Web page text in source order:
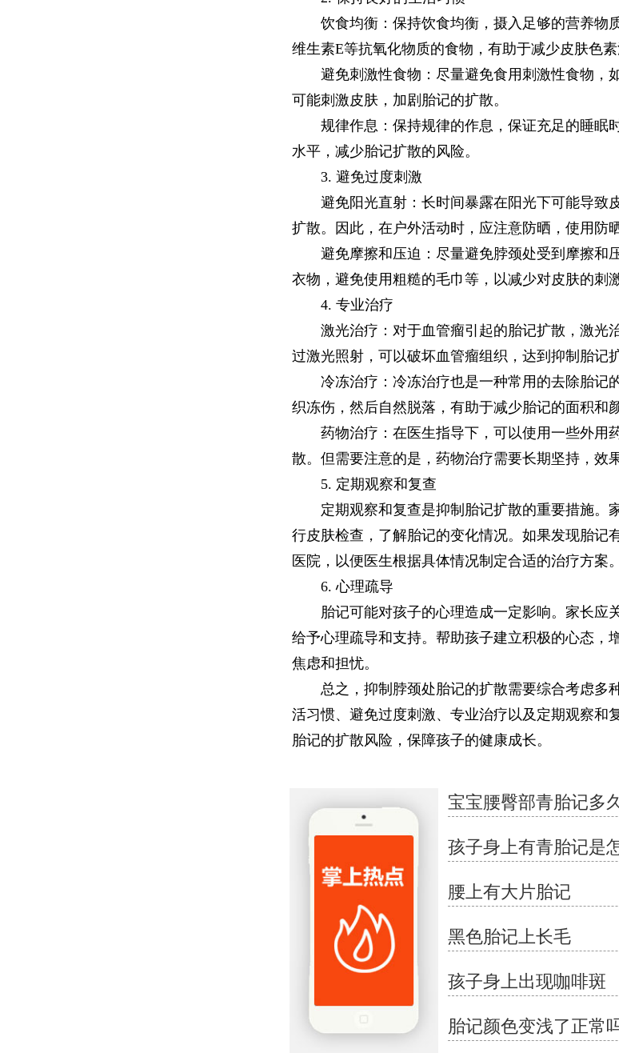
饮食均衡：保持饮食均衡，摄入足够的营养物质
维生素E等抗氧化物质的食物，有助于减少皮肤色素
避免刺激性食物：尽量避免食用刺激性食物，
可能刺激皮肤，加剧胎记的扩散。
规律作息：保持规律的作息，保证充足的睡眠
水平，减少胎记扩散的风险。
3. 避免过度刺激
避免阳光直射：长时间暴露在阳光下可能导致
扩散。因此，在户外活动时，应注意防晒，使用防
避免摩擦和压迫：尽量避免脖颈处受到摩擦和
衣物，避免使用粗糙的毛巾等，以减少对皮肤的刺激
4. 专业治疗
激光治疗：对于血管瘤引起的胎记扩散，激光
过激光照射，可以破坏血管瘤组织，达到抑制胎记
冷冻治疗：冷冻治疗也是一种常用的去除胎记
织冻伤，然后自然脱落，有助于减少胎记的面积和颜
药物治疗：在医生指导下，可以使用一些外用
散。但需要注意的是，药物治疗需要长期坚持，效
5. 定期观察和复查
定期观察和复查是抑制胎记扩散的重要措施。
行皮肤检查，了解胎记的变化情况。如果发现胎记
医院，以便医生根据具体情况制定合适的治疗方案。
6. 心理疏导
胎记可能对孩子的心理造成一定影响。家长应
给予心理疏导和支持。帮助孩子建立积极的心态，
焦虑和担忧。
总之，抑制脖颈处胎记的扩散需要综合考虑多
活习惯、避免过度刺激、专业治疗以及定期观察和
胎记的扩散风险，保障孩子的健康成长。
宝宝腰臀部青胎记多
孩子身上有青胎记是
腰上有大片胎记
黑色胎记上长毛
孩子身上出现咖啡斑
胎记颜色变浅了正常